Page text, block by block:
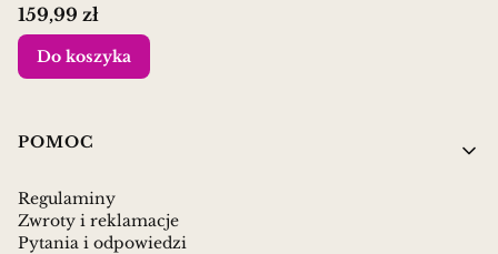
Cena
159,99 zł
Do koszyka
Linki w stopce
POMOC
Regulaminy
Zwroty i reklamacje
Pytania i odpowiedzi